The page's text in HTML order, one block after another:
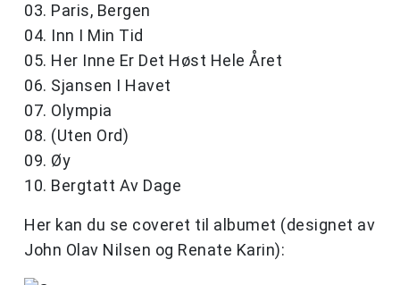
03. Paris, Bergen
04. Inn I Min Tid
05. Her Inne Er Det Høst Hele Året
06. Sjansen I Havet
07. Olympia
08. (Uten Ord)
09. Øy
10. Bergtatt Av Dage
Her kan du se coveret til albumet (designet av
John Olav Nilsen og Renate Karin):